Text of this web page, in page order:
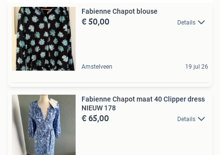
Fabienne Chapot blouse
€ 50,00 Details
Amstelveen 19 jul 26
Fabienne Chapot maat 40 Clipper dress
NIEUW 178
€ 65,00 Details